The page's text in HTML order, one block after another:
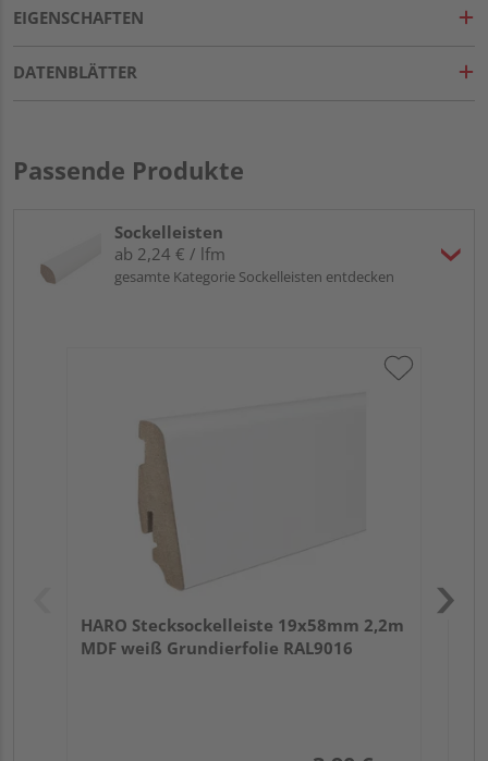
EIGENSCHAFTEN
DATENBLÄTTER
Passende Produkte
Sockelleisten
ab 2,24 € / lfm
gesamte Kategorie Sockelleisten entdecken
HARO Stecksockelleiste 19x58mm 2,2m
MDF weiß Grundierfolie RAL9016